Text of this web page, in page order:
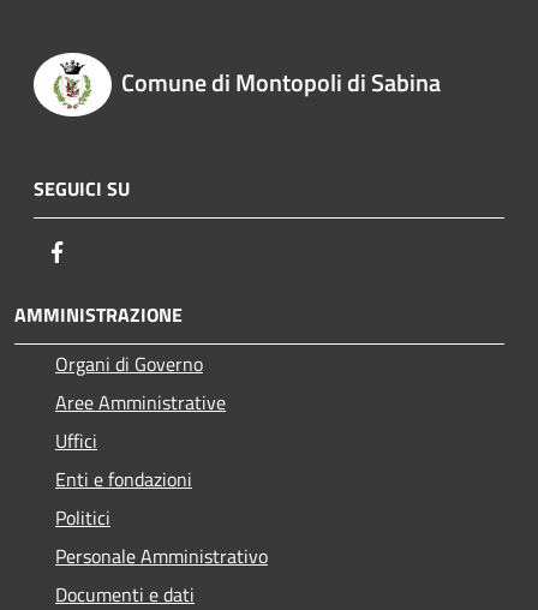
Comune di Montopoli di Sabina
SEGUICI SU
AMMINISTRAZIONE
Organi di Governo
Aree Amministrative
Uffici
Enti e fondazioni
Politici
Personale Amministrativo
Documenti e dati